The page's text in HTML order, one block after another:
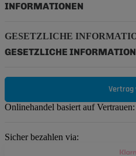
INFORMATIONEN
GESETZLICHE
GESETZLICHE
Vertrag
Onlinehandel basiert auf Vertrauen:
Sicher bezahlen via: